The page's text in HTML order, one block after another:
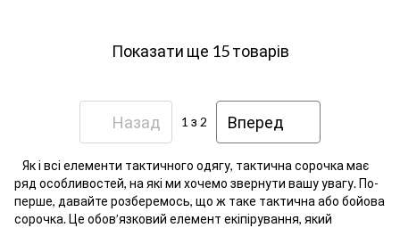
Показати ще 15 товарів
Назад 1 з 2 Вперед
Як і всі елементи тактичного одягу, тактична сорочка має
ряд особливостей, на які ми хочемо звернути вашу увагу. По-
перше, давайте розберемось, що ж таке тактична або бойова
сорочка. Це обов’язковий елемент екіпірування, який